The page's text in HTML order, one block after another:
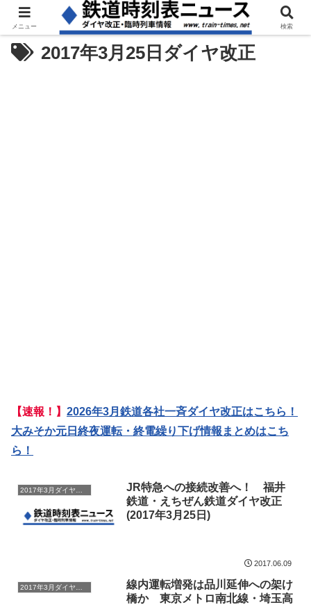
2017年3月25日ダイヤ改正
【速報！】 2026年3月鉄道各社一斉ダイヤ改正はこちら！
大みそか元日終夜運転・終電繰り下げ情報まとめはこち
ら！
2017年3月ダイヤ改正
JR特急への接続改善へ！ 福井
鉄道・えちぜん鉄道ダイヤ改正
(2017年3月25日)
2017.06.09
線内運転増発は品川延伸への架け
橋か 東京メトロ南北線・埼玉高
メニュー 検索